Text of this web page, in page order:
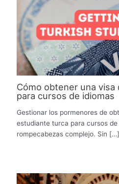
Cómo obtener una
para cursos de idiomas
Gestionar los pormenores de
estudiante turca para cursos
rompecabezas complejo. Sin […]